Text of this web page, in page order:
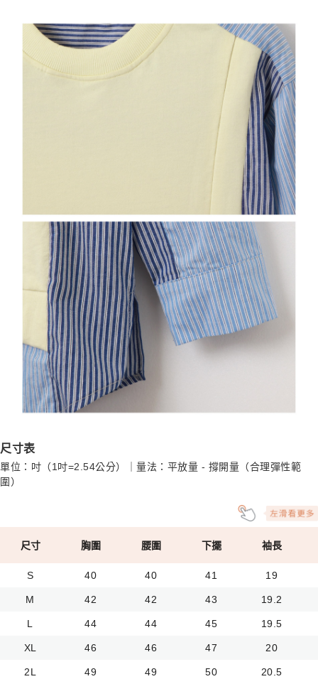
尺寸表
單位：吋（1吋=2.54公分）｜量法：平放量 - 撐開量（合理彈性範
圍）
尺寸 胸圍 腰圍 下擺 袖長
S 40 40 41 19
M 42 42 43 19.2
L 44 44 45 19.5
XL 46 46 47 20
2L 49 49 50 20.5